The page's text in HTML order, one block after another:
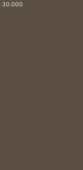
30.000